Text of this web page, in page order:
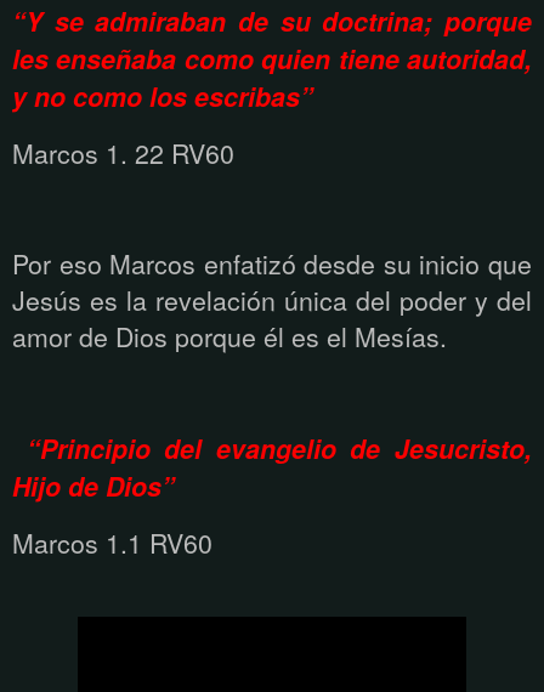
“Y se admiraban de su doctrina; porque
les enseñaba como quien tiene autoridad,
y no como los escribas”
Marcos 1. 22 RV60
Por eso Marcos enfatizó desde su inicio que
Jesús es la revelación única del poder y del
amor de Dios porque él es el Mesías.
“Principio del evangelio de Jesucristo,
Hijo de Dios”
Marcos 1.1 RV60